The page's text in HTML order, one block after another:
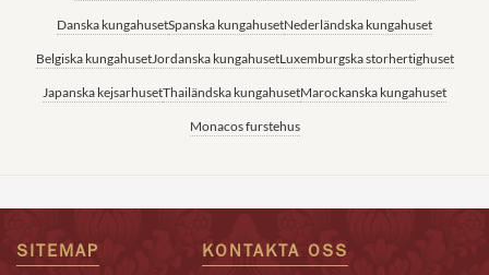
Danska kungahusetSpanska kungahusetNederländska kungahuset
Belgiska kungahusetJordanska kungahusetLuxemburgska storhertighuset
Japanska kejsarhusetThailändska kungahusetMarockanska kungahuset
Monacos furstehus
SITEMAP KONTAKTA OSS